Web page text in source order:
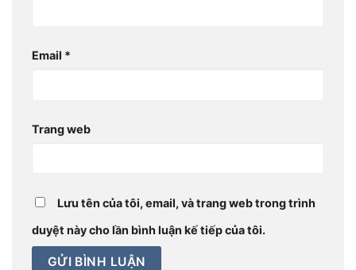
Email *
Trang web
Lưu tên của tôi, email, và trang web trong trình
duyệt này cho lần bình luận kế tiếp của tôi.